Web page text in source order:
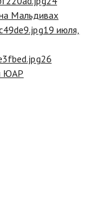
Мальдивах
19 июля,
26
ЮАР